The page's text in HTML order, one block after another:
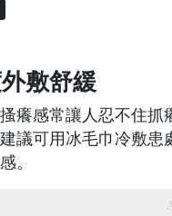
敷舒緩
癢感常讓人忍不住
議可用冰毛巾冷敷
。